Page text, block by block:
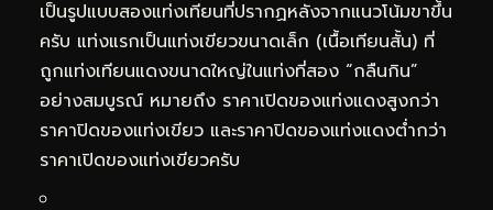
เป็นรูปแบบสองแท่งเทียนที่ปรากฏหลังจากแนวโน้มขาขึ้น
ครับ แท่งแรกเป็นแท่งเขียวขนาดเล็ก (เนื้อเทียนสั้น) ที่
ถูกแท่งเทียนแดงขนาดใหญ่ในแท่งที่สอง “กลืนกิน”
อย่างสมบูรณ์ หมายถึง ราคาเปิดของแท่งแดงสูงกว่า
ราคาปิดของแท่งเขียว และราคาปิดของแท่งแดงต่ำกว่า
ราคาเปิดของแท่งเขียวครับ